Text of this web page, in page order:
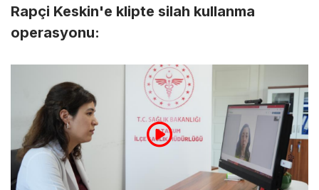
Rapçi Keskin'e klipte silah kullanma
operasyonu: